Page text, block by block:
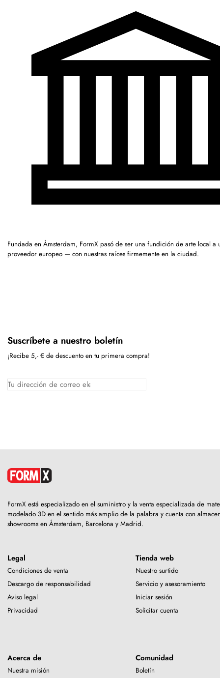
Fundada en Ámsterdam, FormX pasó de ser una fundición de arte local a
proveedor europeo — con nuestras raíces firmemente en la ciudad.
Suscríbete a nuestro boletín
¡Recibe 5,- € de descuento en tu primera compra!
FormX está especializado en el suministro y la venta especializada de
modelado 3D en el sentido más amplio de la palabra y cuenta con
showrooms en Ámsterdam, Barcelona y Madrid.
Legal
Condiciones de venta
Descargo de responsabilidad
Aviso legal
Privacidad
Tienda web
Nuestro surtido
Servicio y asesoramiento
Iniciar sesión
Solicitar cuenta
Acerca de
Nuestra misión
Comunidad
Boletín